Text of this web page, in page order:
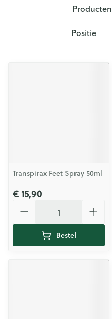
Producten
Sorteer op:
Transpirax Feet Spray 50ml
€ 15,90
Bestel